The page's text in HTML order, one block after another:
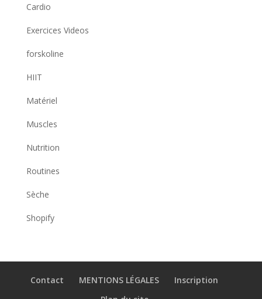
Cardio
Exercices Videos
forskoline
HIIT
Matériel
Muscles
Nutrition
Routines
Sèche
Shopify
Contact MENTIONS LÉGALES
Inscription